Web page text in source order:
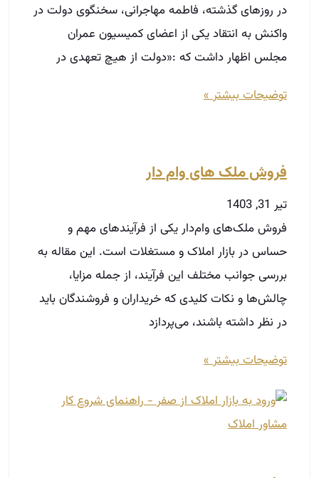
در روزهای گذشته، فاطمه مهاجرانی، سخنگوی دولت در
واکنش به انتقاد یکی از اعضای کمیسیون عمران
مجلس اظهار داشت که :«دولت از هیچ تعهدی در
توضیحات بیشتر »
فروش ملک های وام دار
تیر 31, 1403
فروش ملک‌های وام‌دار یکی از فرآیندهای مهم و
حساس در بازار املاک و مستغلات است. این مقاله به
بررسی جوانب مختلف این فرآیند، از جمله مزایا،
چالش‌ها و نکات کلیدی که خریداران و فروشندگان باید
در نظر داشته باشند، می‌پردازد
توضیحات بیشتر »